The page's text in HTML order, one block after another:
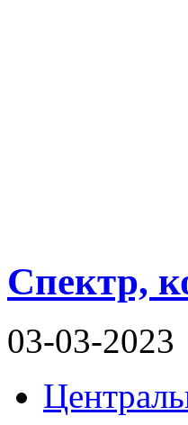
Спектр,
03-03-2023